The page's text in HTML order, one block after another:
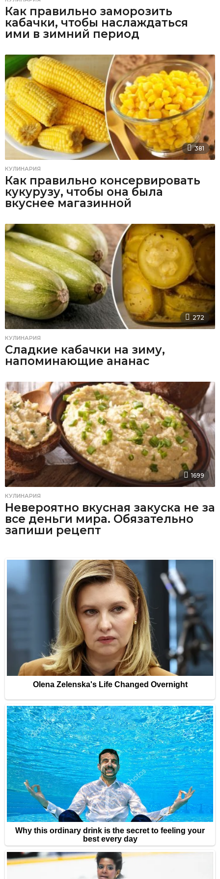
Как правильно заморозить
кабачки, чтобы наслаждаться
ими в зимний период
381
КУЛИНАРИЯ
Как правильно консервировать
кукурузу, чтобы она была
вкуснее магазинной
272
КУЛИНАРИЯ
Сладкие кабачки на зиму,
напоминающие ананас
1699
КУЛИНАРИЯ
Невероятно вкусная закуска не за
все деньги мира. Обязательно
запиши рецепт